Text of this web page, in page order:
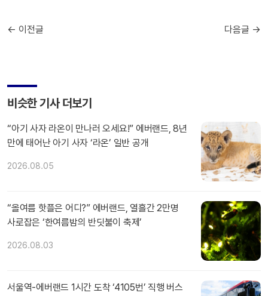
← 이전글 다음글 →
비슷한 기사 더보기
“아기 사자 라온이 만나러 오세요!” 에버랜드, 8년
만에 태어난 아기 사자 ‘라온’ 일반 공개
2026.08.05
“올여름 핫플은 어디?” 에버랜드, 열흘간 2만명
사로잡은 ‘한여름밤의 반딧불이 축제’
2026.08.03
서울역-에버랜드 1시간 도착 ‘4105번’ 직행 버스